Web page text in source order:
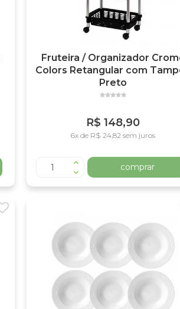
Fruteira / Organizador
Colors Retangular com
Preto
R$ 148,90
6x de R$ 24,82 sem juros
comprar